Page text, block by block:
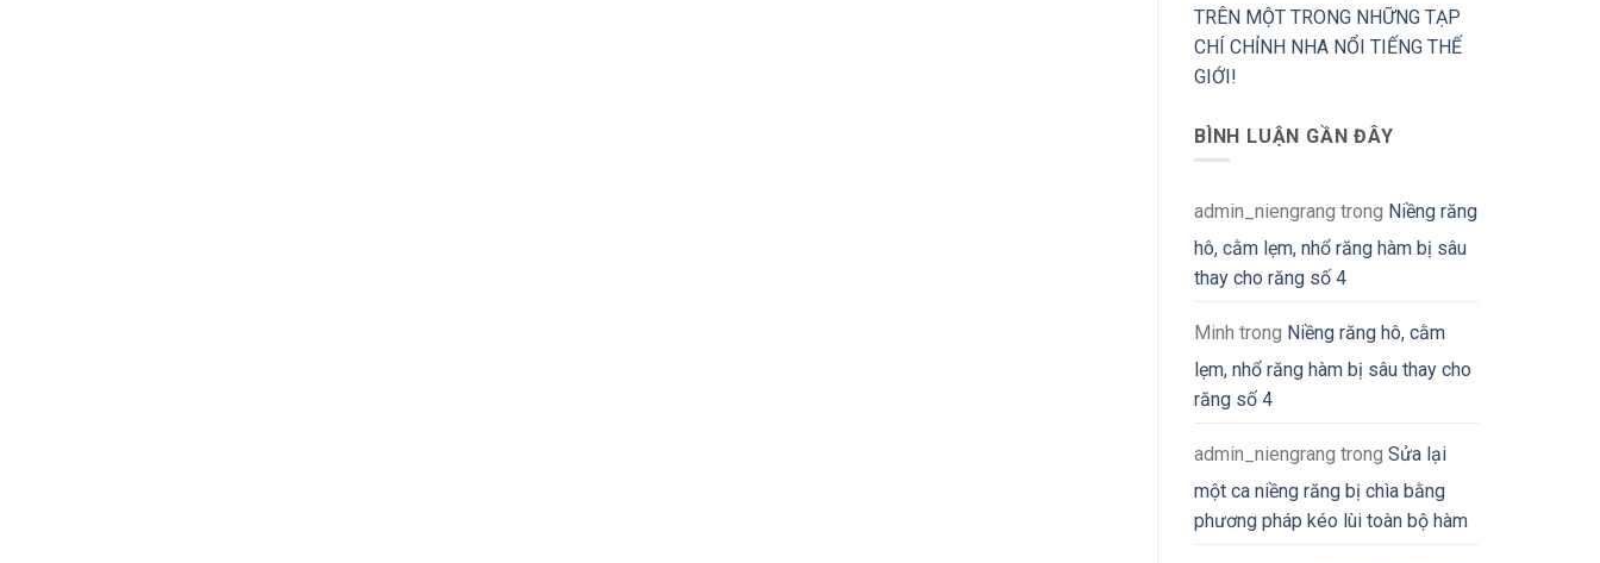
TRÊN MỘT TRONG NHỮNG TẠP
CHÍ CHỈNH NHA NỔI TIẾNG THẾ
GIỚI!
BÌNH LUẬN GẦN ĐÂY
admin_niengrang trong Niềng răng
hô, cằm lẹm, nhổ răng hàm bị sâu
thay cho răng số 4
Minh trong Niềng răng hô, cằm
lẹm, nhổ răng hàm bị sâu thay cho
răng số 4
admin_niengrang trong Sửa lại
một ca niềng răng bị chìa bằng
phương pháp kéo lùi toàn bộ hàm